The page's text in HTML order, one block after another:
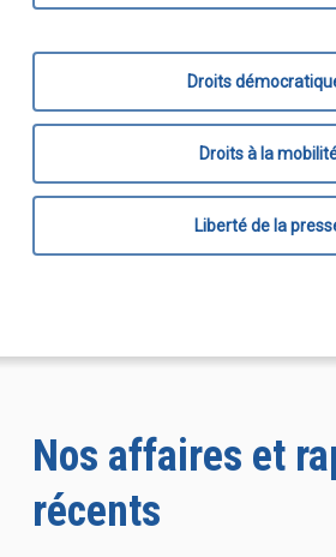
Droits
Droits à la
Liberté de la
Nos affaires et
récents